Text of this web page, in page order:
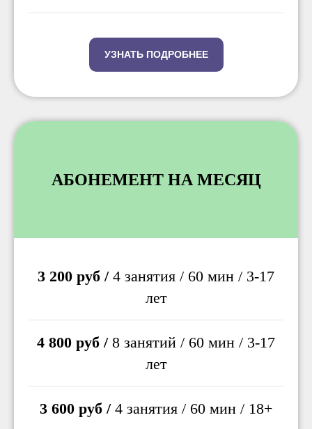
УЗНАТЬ ПОДРОБНЕЕ
АБОНЕМЕНТ НА МЕСЯЦ
3 200 руб /4 занятия / 60 мин / 3-17
лет
4 800 руб /8 занятий / 60 мин / 3-17
лет
3 600 руб /4 занятия / 60 мин / 18+